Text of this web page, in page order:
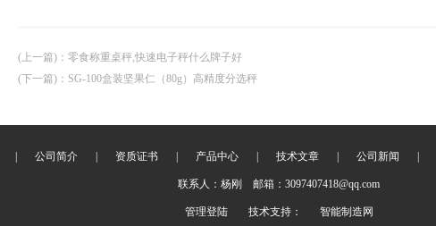
(上一篇) ： 零食称重桌秤,快速电子秤什么牌子好
(下一篇) ： SG-100盒装坚果仁（80g）高精度分选秤
公司简介 资质证书 产品中心 技术文章 公司新闻
联系人：杨刚 邮箱：3097407418@qq.com
管理登陆 技术支持： 智能制造网